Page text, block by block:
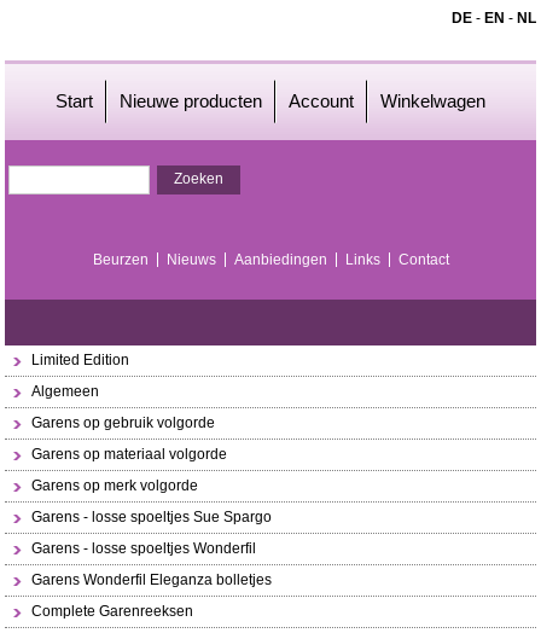
DE- EN - NL
Start Nieuwe producten Account Winkelwagen
Beurzen Nieuws Aanbiedingen Links Contact
Limited Edition
Algemeen
Garens op gebruik volgorde
Garens op materiaal volgorde
Garens op merk volgorde
Garens - losse spoeltjes Sue Spargo
Garens - losse spoeltjes Wonderfil
Garens Wonderfil Eleganza bolletjes
Complete Garenreeksen